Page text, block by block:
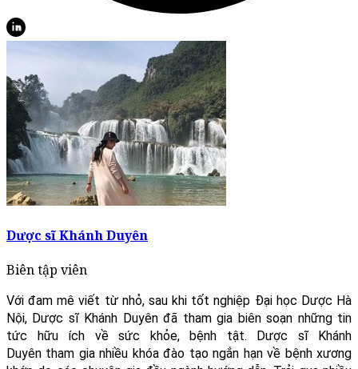
Dược sĩ Khánh Duyên
Biên tập viên
Với đam mê viết từ nhỏ, sau khi tốt nghiệp Đại học Dược Hà
Nội, Dược sĩ Khánh Duyên đã tham gia biên soạn những tin
tức hữu ích về sức khỏe, bệnh tật. Dược sĩ Khánh
Duyên tham gia nhiều khóa đào tạo ngắn hạn về bệnh xương